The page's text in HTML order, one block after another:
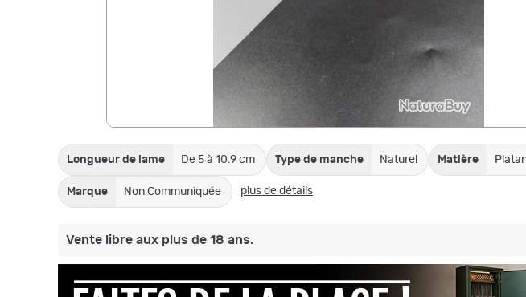
Longueur de lame De 5 à 10.9 cm Type de manche Naturel Matière
Marque Non Communiquée plus de détails
Vente libre aux plus de 18 ans.